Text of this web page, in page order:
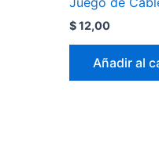
$12,00
Añadir al